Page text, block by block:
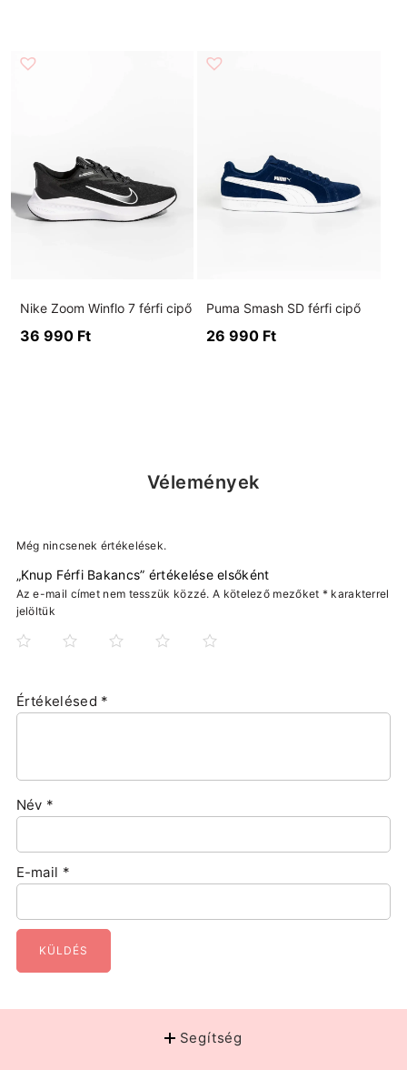
Nike Zoom Winflo 7 férfi cipő
36 990 Ft
Puma Smash SD férfi cipő
26 990 Ft
Vélemények
Még nincsenek értékelések.
„Knup Férfi Bakancs” értékelése elsőként
Az e-mail címet nem tesszük közzé. A kötelező mezőket * karakterrel
jelöltük
Értékelésed *
Név *
E-mail *
Segítség